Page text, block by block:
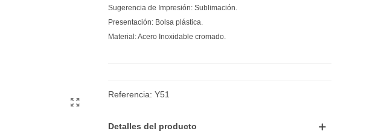
Sugerencia de Impresión: Sublimación.
Presentación: Bolsa plástica.
Material: Acero Inoxidable cromado.
Referencia: Y51
Detalles del producto